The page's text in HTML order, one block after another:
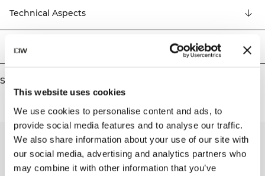
This website uses cookies
We use cookies to personalise content and ads, to
provide social media features and to analyse our traffic.
We also share information about your use of our site with
our social media, advertising and analytics partners who
may combine it with other information that you’ve
træning eller afslappet brug, og materialets bløde fornemmelse mod huden
gør dem behagelige at have på hele dagen. Genanvendt polyamid gør dem til
et mere bæredygtigt valg uden at gå på kompromis med kvaliteten. 62%
Technical Aspects
Levering og returnering
Similar products